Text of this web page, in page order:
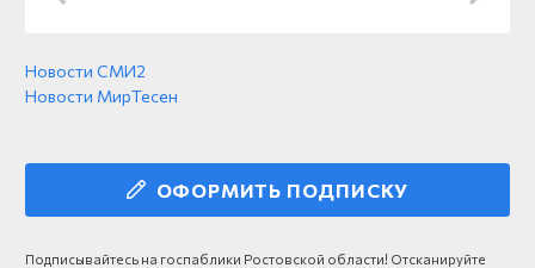
Новости СМИ2
Новости МирТесен
ОФОРМИТЬ ПОДПИСКУ
Подписывайтесь на госпаблики Ростовской области! Отсканируйте